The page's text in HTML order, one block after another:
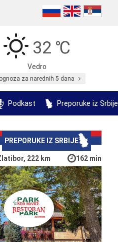
32 ℃
Vedro
za narednih 5 dana
Podkast Preporuke iz Srbije
PREPORUKE IZ SRBIJE
222 km 162 min